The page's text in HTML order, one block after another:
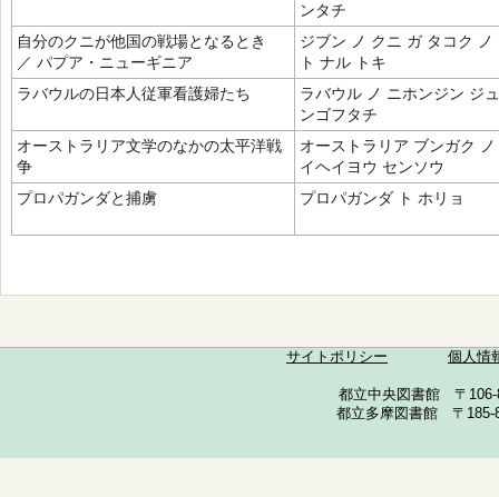
ンタチ
自分のクニが他国の戦場となるとき
／ パプア・ニューギニア
ジブン ノ クニ ガ タコク ノ
ト ナル トキ
ラバウルの日本人従軍看護婦たち
ラバウル ノ ニホンジン ジ
ンゴフタチ
オーストラリア文学のなかの太平洋戦
争
オーストラリア ブンガク
イヘイヨウ センソウ
プロパガンダと捕虜
プロパガンダ ト ホリョ
サイトポリシー 個人情
都立中央図書館 〒
都立多摩図書館 〒185-